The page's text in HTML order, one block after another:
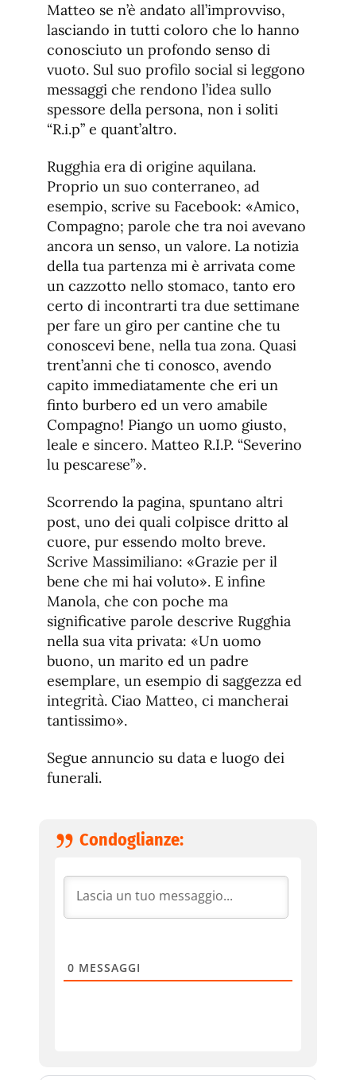
Matteo se n’è andato all’improvviso,
lasciando in tutti coloro che lo hanno
conosciuto un profondo senso di
vuoto. Sul suo profilo social si leggono
messaggi che rendono l’idea sullo
spessore della persona, non i soliti
“R.i.p” e quant’altro.
Rugghia era di origine aquilana.
Proprio un suo conterraneo, ad
esempio, scrive su Facebook: «Amico,
Compagno; parole che tra noi avevano
ancora un senso, un valore. La notizia
della tua partenza mi è arrivata come
un cazzotto nello stomaco, tanto ero
certo di incontrarti tra due settimane
per fare un giro per cantine che tu
conoscevi bene, nella tua zona. Quasi
trent’anni che ti conosco, avendo
capito immediatamente che eri un
finto burbero ed un vero amabile
Compagno! Piango un uomo giusto,
leale e sincero. Matteo R.I.P. “Severino
lu pescarese”».
Scorrendo la pagina, spuntano altri
post, uno dei quali colpisce dritto al
cuore, pur essendo molto breve.
Scrive Massimiliano: «Grazie per il
bene che mi hai voluto». E infine
Manola, che con poche ma
significative parole descrive Rugghia
nella sua vita privata: «Un uomo
buono, un marito ed un padre
esemplare, un esempio di saggezza ed
integrità. Ciao Matteo, ci mancherai
tantissimo».
Segue annuncio su data e luogo dei
funerali.
Condoglianze:
0 MESSAGGI